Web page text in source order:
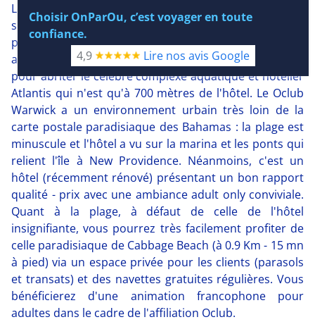
Le Oclub Adult Only Warwick Paradise Island 4* est
situé sur la petite île de Paradise Island reliée par des
ponts à celle bien plus grande de New Providence qui
accueille la capitale Nassau. Paradise Island est connue
pour abriter le célèbre complexe aquatique et hôtelier
Atlantis qui n'est qu'à 700 mètres de l'hôtel. Le Oclub
Warwick a un environnement urbain très loin de la
carte postale paradisiaque des Bahamas : la plage est
minuscule et l'hôtel a vu sur la marina et les ponts qui
relient l'île à New Providence. Néanmoins, c'est un
hôtel (récemment rénové) présentant un bon rapport
qualité - prix avec une ambiance adult only conviviale.
Quant à la plage, à défaut de celle de l'hôtel
insignifiante, vous pourrez très facilement profiter de
celle paradisiaque de Cabbage Beach (à 0.9 Km - 15 mn
à pied) via un espace privée pour les clients (parasols
et transats) et des navettes gratuites régulières. Vous
bénéficierez d'une animation francophone pour
adultes dans le cadre de l'affiliation Oclub.
Choisir OnParOu, c’est voyager en toute
confiance.
4,9
Lire nos avis Google